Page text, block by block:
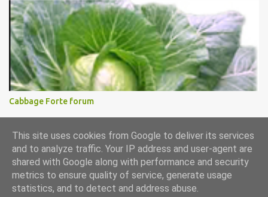
concurs Ferma Paulei. Poți căștiga zilnic truse de grădinărit,
săptămânal tractorașul fermierului sau premiul cel mare o
excursie la o super-fermă din Anglia. Mai multe coduri, mai multe
șanse de câștig. Câștigători si regulament pe
www.paulapudding.ro.
Cabbage Forte forum
de-a mea disperata dupa leacuri de slabit functionabile a incercat
si Cabbage Forte. A slabit foarte putin 1 kilogram in 4 saptamani (a
facut comanda la cura Cabbage Forte de 4 saptamani pana la 15
kilograme la pretul de 139 lei). As vrea sa tranform aceasta pagina
This site uses cookies from Google to deliver its services
and to analyze traffic. Your IP address and user-agent are
shared with Google along with performance and security
metrics to ensure quality of service, generate usage
statistics, and to detect and address abuse.